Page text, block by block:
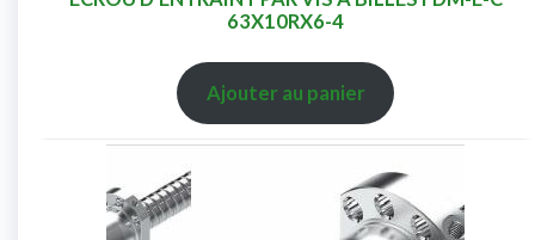
63X10RX6-4
Ajouter au panier